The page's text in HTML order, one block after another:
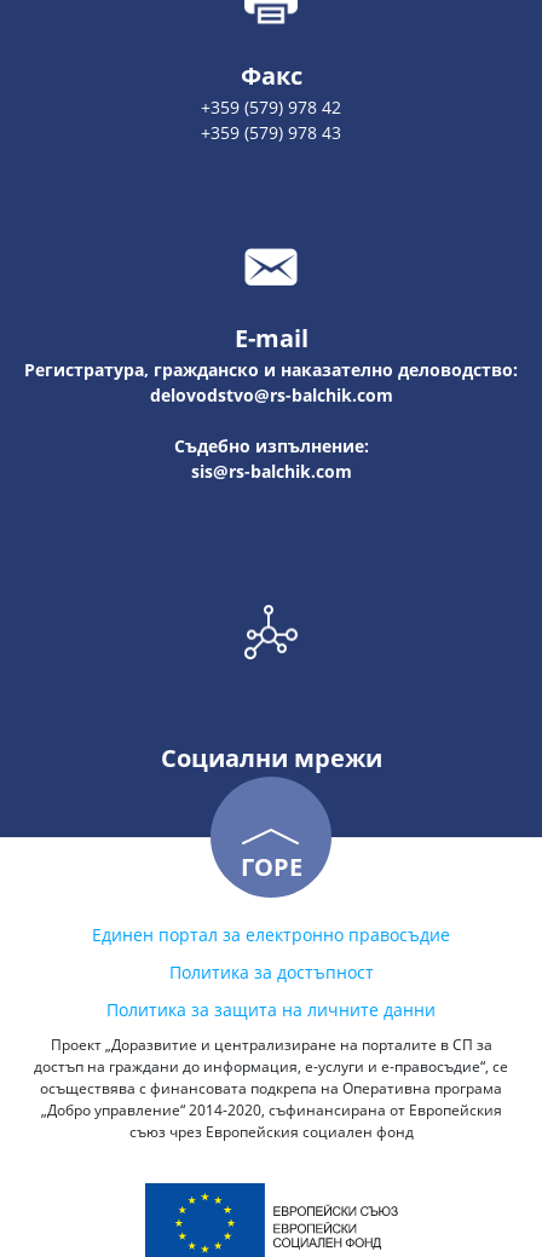
Факс
+359 (579) 978 42
+359 (579) 978 43
E-mail
Регистратура, гражданско и наказателно деловодство:
delovodstvo@rs-balchik.com
Съдебно изпълнение:
sis@rs-balchik.com
Социални мрежи
ГОРЕ
Единен портал за електронно правосъдие
Политика за достъпност
Политика за защита на личните данни
Проект „Доразвитие и централизиране на порталите в СП за
достъп на граждани до информация, е-услуги и е-правосъдие“, се
осъществява с финансовата подкрепа на Оперативна програма
„Добро управление“ 2014-2020, съфинансирана от Европейския
съюз чрез Европейския социален фонд